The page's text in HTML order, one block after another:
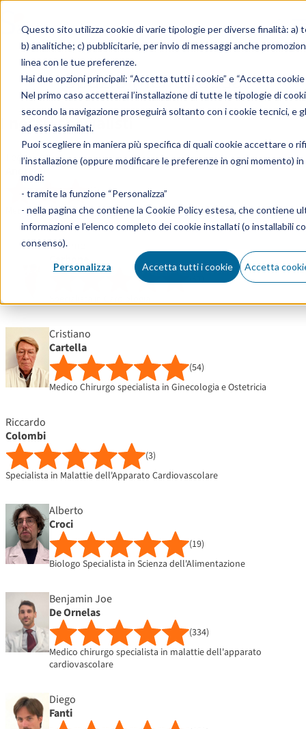
Questo sito utilizza cookie di varie tipologie per diverse finalità: a)
b) analitiche; c) pubblicitarie, per invio di messaggi anche
linea con le tue preferenze.
Hai due opzioni principali: “Accetta tutti i cookie” e “Accetta
Nel primo caso accetterai l’installazione di tutte le tipologie di
secondo la navigazione proseguirà soltanto con i cookie tecnici, e
ad essi assimilati.
Puoi scegliere in maniera più specifica di quali cookie accettare o
l’installazione (oppure modificare le preferenze in ogni momento)
modi:
- tramite la funzione “Personalizza”
- nella pagina che contiene la Cookie Policy estesa, che contiene
informazioni e l’elenco completo dei cookie installati (o installabili
consenso).
Personalizza Accetta tutti i cookie Accetta
Spazio menopausa
I nostri specialisti
Federico
Andreoli
(2)
Medico Chirurgo Specialista in Cardiologia
Antonio
(47)
Cristiano
Cartella
(54)
Medico Chirurgo specialista in Ginecologia e Ostetricia
Riccardo
Colombi
(3)
Specialista in Malattie dell'Apparato Cardiovascolare
Alberto
Croci
(19)
Biologo Specialista in Scienza dell'Alimentazione
Benjamin Joe
De Ornelas
(334)
Medico chirurgo specialista in malattie dell'apparato
cardiovascolare
Diego
Fanti